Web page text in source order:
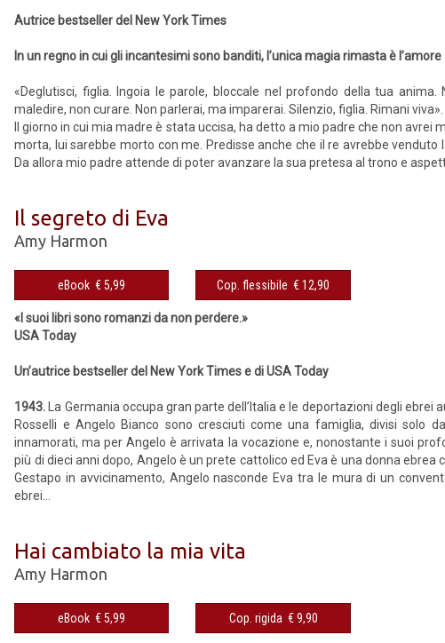
Autrice bestseller del New York Times
In un regno in cui gli incantesimi sono banditi, l’unica magia rimasta è l’amore
«Deglutisci, figlia. Ingoia le parole, bloccale nel profondo della tua
maledire, non curare. Non parlerai, ma imparerai. Silenzio, figlia. Rimani viva».
Il giorno in cui mia madre è stata uccisa, ha detto a mio padre che non avrei
morta, lui sarebbe morto con me. Predisse anche che il re avrebbe venduto
Da allora mio padre attende di poter avanzare la sua pretesa al trono e
Il segreto di Eva
Amy Harmon
eBook € 5,99 Cop. flessibile € 12,90
«I suoi libri sono romanzi da non perdere.»
USA Today
Un’autrice bestseller del New York Times e di USA Today
1943. La Germania occupa gran parte dell’Italia e le deportazioni degli ebrei
Rosselli e Angelo Bianco sono cresciuti come una famiglia, divisi solo
innamorati, ma per Angelo è arrivata la vocazione e, nonostante i suoi
più di dieci anni dopo, Angelo è un prete cattolico ed Eva è una donna ebrea
Gestapo in avvicinamento, Angelo nasconde Eva tra le mura di un
ebrei...
Hai cambiato la mia vita
Amy Harmon
eBook € 5,99 Cop. rigida € 9,90